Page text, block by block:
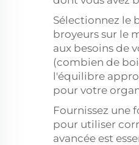
Sélectionnez le
broyeurs sur le
aux besoins de
(combien de
l'équilibre
pour votre
Fournissez une
pour utiliser
avancée est